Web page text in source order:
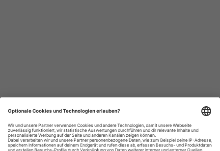
Datenschutzhinweise
Impressum